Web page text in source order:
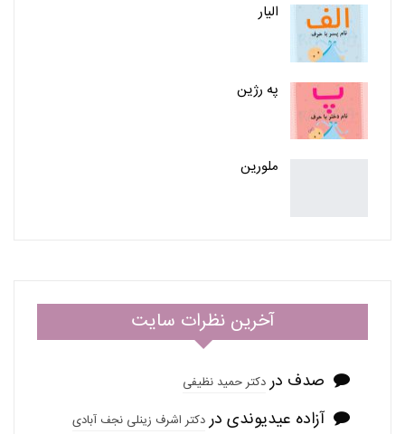
الیار
په رژین
ملورین
آخرین نظرات سایت
صدف دردکتر حمید نظیفی
آزاده عیدیوندی دردکتر اشرف زینلی نجف آبادی